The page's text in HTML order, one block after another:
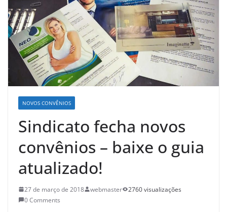
NOVOS CONVÊNIOS
Sindicato fecha novos
convênios – baixe o guia
atualizado!
27 de março de 2018 webmaster
2760 visualizações
0 Comments